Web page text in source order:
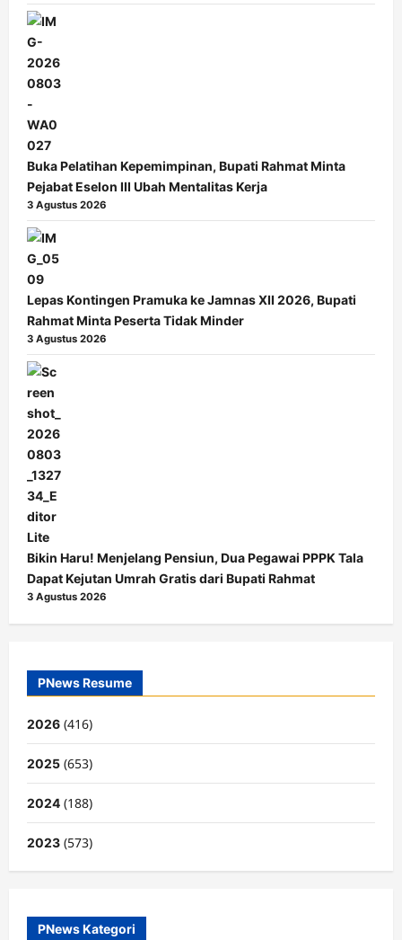
Buka Pelatihan Kepemimpinan, Bupati Rahmat Minta
Pejabat Eselon III Ubah Mentalitas Kerja
3 Agustus 2026
Lepas Kontingen Pramuka ke Jamnas XII 2026, Bupati
Rahmat Minta Peserta Tidak Minder
3 Agustus 2026
Bikin Haru! Menjelang Pensiun, Dua Pegawai PPPK Tala
Dapat Kejutan Umrah Gratis dari Bupati Rahmat
3 Agustus 2026
PNews Resume
2026 (416)
2025 (653)
2024 (188)
2023 (573)
PNews Kategori